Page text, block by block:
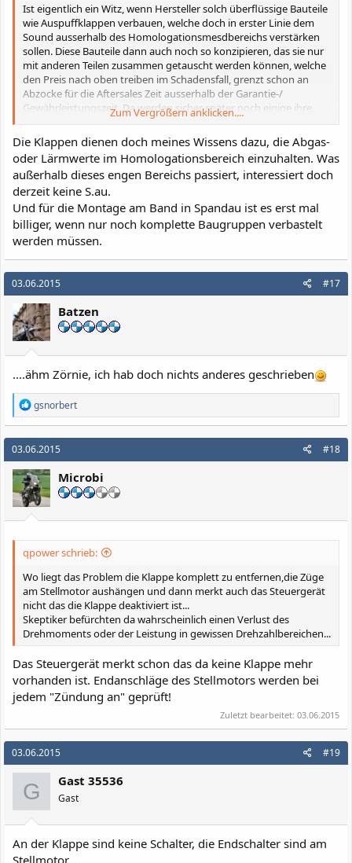
Ist eigentlich ein Witz, wenn Hersteller solch überflüssige Bauteile
wie Auspuffklappen verbauen, welche doch in erster Linie dem
Sound ausserhalb des Homologationsmesdbereichs verstärken
sollen. Diese Bauteile dann auch noch so konzipieren, das sie nur
mit anderen Teilen zusammen getauscht werden können, welche
den Preis nach oben treiben im Schadensfall, grenzt schon an
Abzocke für die Aftersales Zeit ausserhalb der Garantie-/
Gewährleistungszeit. Da werden sicher später noch einige ihre
Freude an dem Bauteil haben. Wenn schon, dann hätte man das
sicher auch problemlos mit einem einem Zwischenstück inkl.
Klappe zwischen Krümmer und KAT/ ESD lösen können um
spätete event Schäden günstiger reparieren zu können.
Zum Vergrößern anklicken....
Die Klappen dienen doch meines Wissens dazu, die Abgas-
oder Lärmwerte im Homologationsbereich einzuhalten. Was
außerhalb dieses engen Bereichs passiert, interessiert doch
derzeit keine S.au.
Und für die Montage am Band in Spandau ist es erst mal
billiger, wenn nur noch komplette Baugruppen verbastelt
werden müssen.
03.06.2015 #17
Batzen
....ähm Zörnie, ich hab doch nichts anderes geschrieben
R
e
a
k
t
i
o
n
e
n
gsnorbert
03.06.2015 #18
Microbi
qpower schrieb:
Wo liegt das Problem die Klappe komplett zu entfernen,die Züge
am Stellmotor aushängen und dann merkt auch das Steuergerät
nicht das die Klappe deaktiviert ist...
Skeptiker befürchten da wahrscheinlich einen Verlust des
Drehmoments oder der Leistung in gewissen Drehzahlbereichen...
Das Steuergerät merkt schon das da keine Klappe mehr
vorhanden ist. Endanschläge des Stellmotors werden bei
jedem "Zündung an" geprüft!
Zuletzt bearbeitet: 03.06.2015
03.06.2015 #19
G Gast 35536
Gast
An der Klappe sind keine Schalter, die Endschalter sind am
Stellmotor...